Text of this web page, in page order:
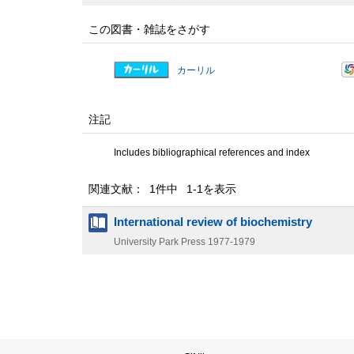
この図書・雑誌をさがす
カーリル
注記
Includes bibliographical references and index
関連文献： 1件中 1-1を表示
International review of biochemistry
University Park Press 1977-1979